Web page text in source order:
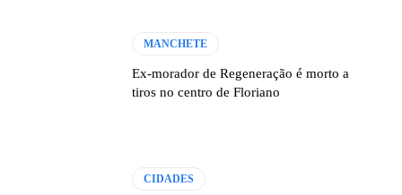
MANCHETE
Ex-morador de Regeneração é morto a
tiros no centro de Floriano
CIDADES